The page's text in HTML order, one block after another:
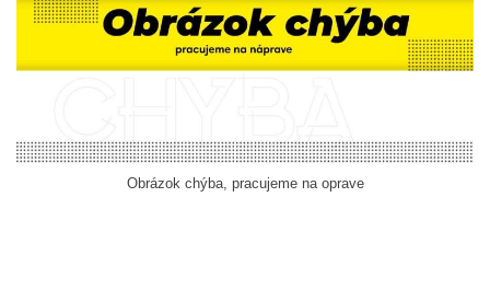
Obrázok chýba, pracujeme na oprave